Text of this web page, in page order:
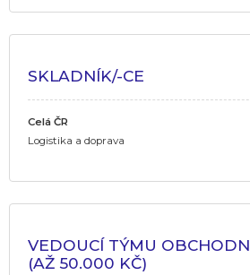
SKLADNÍK/-CE
Celá ČR
Logistika a doprava
VEDOUCÍ TÝMU
(AŽ 50.000 KČ)